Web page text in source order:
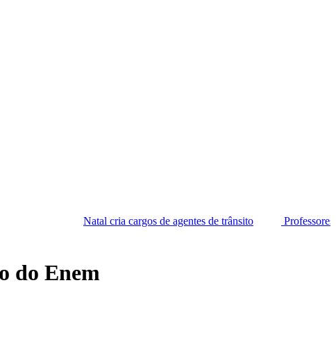
Natal cria cargos de agentes de trânsito
Professores da rede
do Enem